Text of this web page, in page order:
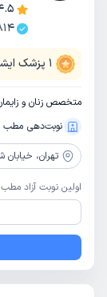
1 پزشک
متخصص زنان و
نوبت‌دهی مطب
تهران، خیابان شریعتی،
اولین نوبت آزاد مطب: